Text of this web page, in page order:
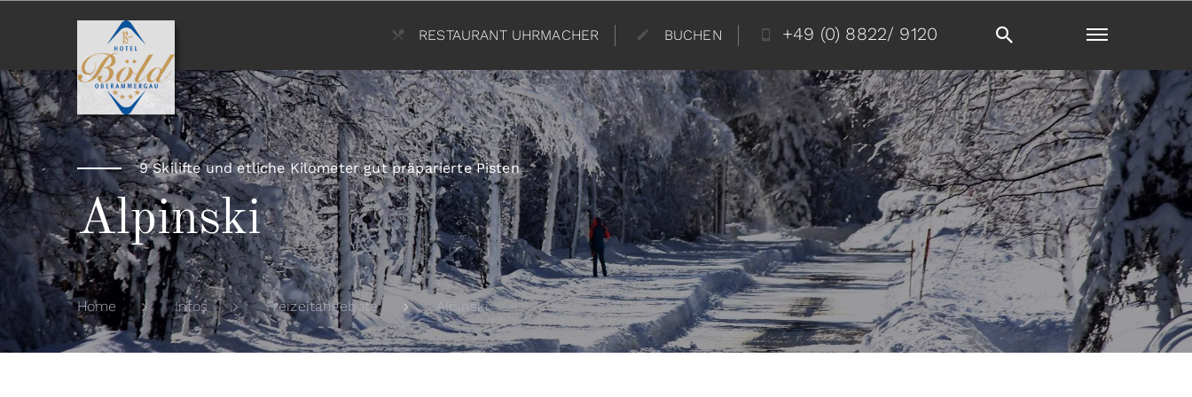
RESTAURANT UHRMACHER BUCHEN +49 (0) 8822/ 9120
9 Skilifte und etliche Kilometer gut präparierte Pisten
Alpinski
Home Infos Freizeitangebote Alpinski